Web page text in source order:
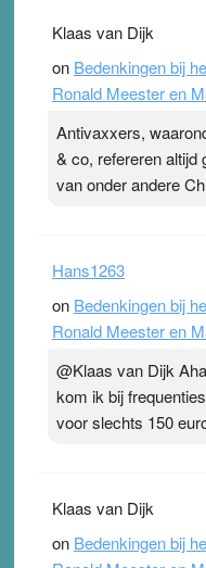
Klaas van Dijk
on Bedenkingen bij
Ronald Meester en
Antivaxxers,
& co, refereren altijd
van onder andere
Hans1263
on Bedenkingen bij
Ronald Meester en
@Klaas van Dijk
kom ik bij
voor slechts 150
Klaas van Dijk
on Bedenkingen bij